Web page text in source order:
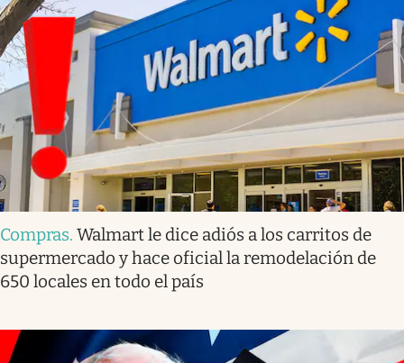
Compras. Walmart le dice adiós a los carritos de
supermercado y hace oficial la remodelación de
650 locales en todo el país